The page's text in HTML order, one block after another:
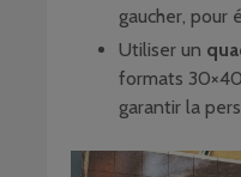
gaucher, pour
Utiliser un
formats
garantir la